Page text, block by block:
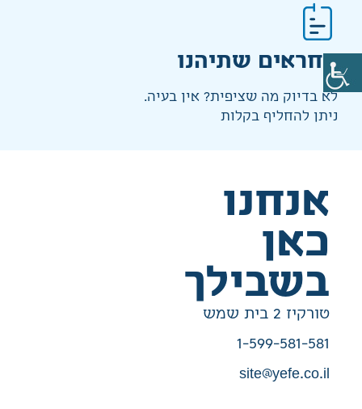
אחראים שתיהנו
לא בדיוק מה שציפית? אין בעיה.
ניתן להחליף בקלות
אנחנו
כאן
בשבילך
טורקיז 2 בית שמש
1-599-581-581
site@yefe.co.il